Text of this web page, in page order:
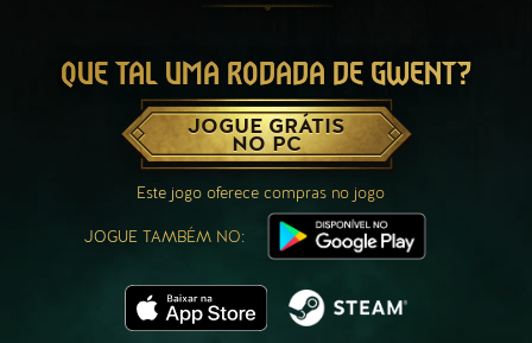
QUE TAL UMA RODADA DE GWENT?
JOGUE GRÁTIS
NO PC
Este jogo oferece compras no jogo
JOGUE TAMBÉM NO: